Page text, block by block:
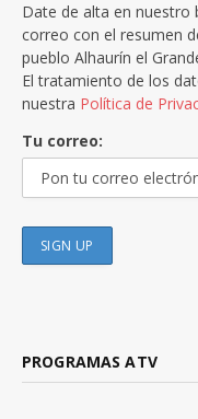
Date de alta en nuestro
correo con el resumen
pueblo Alhaurín el
El tratamiento de los
nuestra Política de
Tu correo:
PROGRAMAS ATV